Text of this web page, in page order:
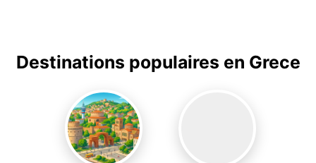
Destinations populaires en Grece